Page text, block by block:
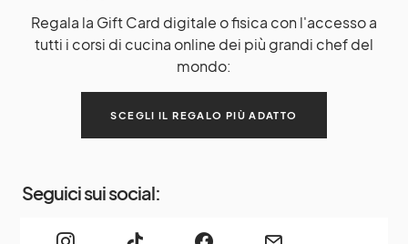
Regala la Gift Card digitale o fisica con l'accesso a
tutti i corsi di cucina online dei più grandi chef del
mondo:
SCEGLI IL REGALO PIÙ ADATTO
Seguici sui social: